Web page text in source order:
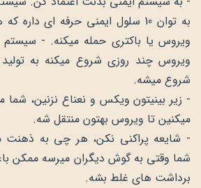
به توان 10 سلول ایمنی حرفه ای
ویروس یا باکتری حمله میکنه. -
ویروس چند روزی شروع میکنه به
شروع میشه.
- زیر بینیتون ویکس و نعناع نزنین، شما
میکنین تا ویروس بهتون منتقل شه.
- شایعه پراکنی نکن، هر چی به ذهنت
شما وقتی به گوش دیگران میرسه ممکن
برداشت های غلط بشه.